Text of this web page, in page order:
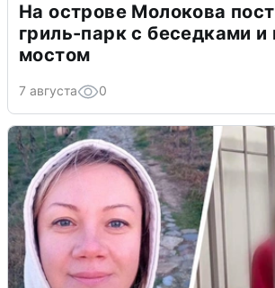
На острове Молокова
гриль-парк с беседками
мостом
7 августа 0